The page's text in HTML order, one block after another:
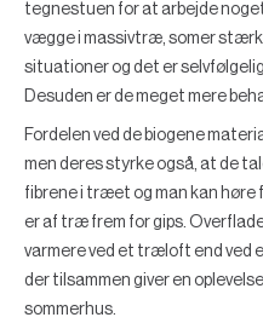
tegnestuen for at arbejde
vægge i massivtræ, somer
situationer og det er
Desuden er de meget mere
Fordelen ved de biogene
men deres styrke også, at de
fibrene i træet og man kan
er af træ frem for gips.
varmere ved et træloft end ved
der tilsammen giver en
sommerhus.